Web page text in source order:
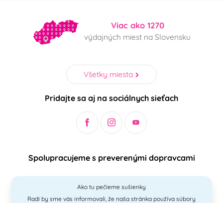
Viac ako 1270
výdajných miest na Slovensku
Všetky miesta
Pridajte sa aj na sociálnych sieťach
Spolupracujeme s preverenými dopravcami
Ako tu pečieme sušienky
Radi by sme vás informovali, že naša stránka používa súbory